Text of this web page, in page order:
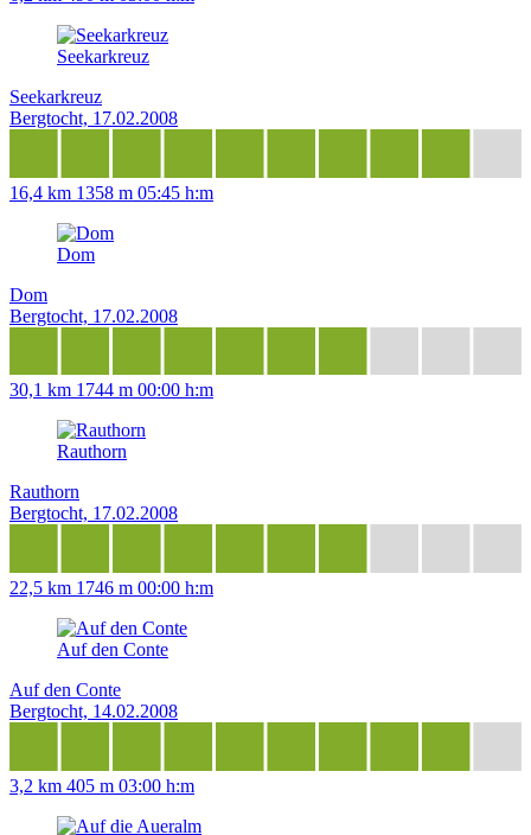
Seekarkreuz
Seekarkreuz
Bergtocht, 17.02.2008
16,4 km 1358 m 05:45 h:m
Dom
Dom
Bergtocht, 17.02.2008
30,1 km 1744 m 00:00 h:m
Rauthorn
Rauthorn
Bergtocht, 17.02.2008
22,5 km 1746 m 00:00 h:m
Auf den Conte
Auf den Conte
Bergtocht, 14.02.2008
3,2 km 405 m 03:00 h:m